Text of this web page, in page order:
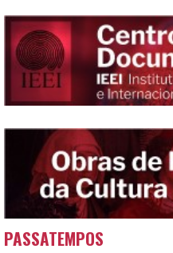
PASSATEMPOS